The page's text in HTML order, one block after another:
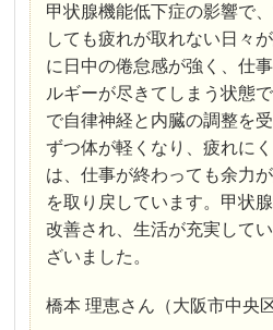
甲状腺機能低下症の影響で
しても疲れが取れない日々
に日中の倦怠感が強く、仕
ルギーが尽きてしまう状態
で自律神経と内臓の調整を
ずつ体が軽くなり、疲れに
は、仕事が終わっても余力
を取り戻しています。甲状
改善され、生活が充実して
ざいました。
橋本 理恵さん（大阪市中央